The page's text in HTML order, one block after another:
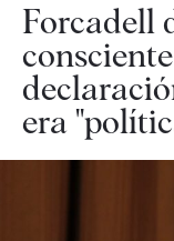
Forcadell
era